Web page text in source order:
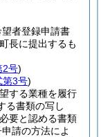
者登録申請書
長に提出するも
2号)
第3号)
する業種を履行
る書類の写し
要と認める書類
請の方法によ